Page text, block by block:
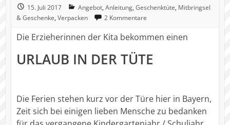
15. Juli 2017 Angebot, Anleitung, Geschenktüte, Mitbringsel
& Geschenke, Verpacken 2 Kommentare
Die Erzieherinnen der Kita bekommen einen
URLAUB IN DER TÜTE
Die Ferien stehen kurz vor der Türe hier in Bayern,
Zeit sich bei einigen lieben Mensche zu bedanken